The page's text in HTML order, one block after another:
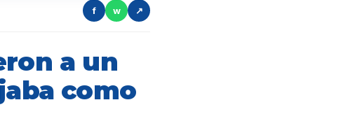
f w ↗
a un
como